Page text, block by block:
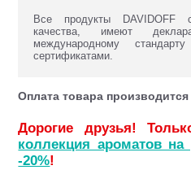
Все продукты DAVIDOFF
качества, имеют
международному
сертификатами.
Оплата товара
Дорогие друзья!
коллекция ароматов
-20%!